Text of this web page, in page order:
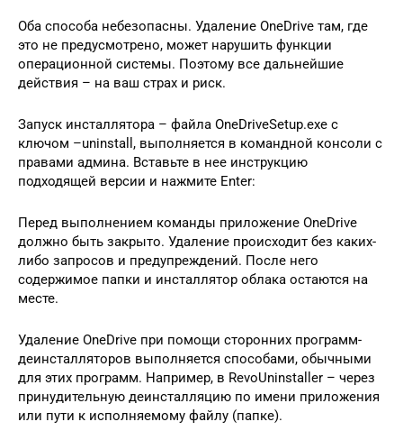
Оба способа небезопасны. Удаление OneDrive там, где
это не предусмотрено, может нарушить функции
операционной системы. Поэтому все дальнейшие
действия – на ваш страх и риск.
Запуск инсталлятора – файла OneDriveSetup.exe с
ключом –uninstall, выполняется в командной консоли с
правами админа. Вставьте в нее инструкцию
подходящей версии и нажмите Enter:
Перед выполнением команды приложение OneDrive
должно быть закрыто. Удаление происходит без каких-
либо запросов и предупреждений. После него
содержимое папки и инсталлятор облака остаются на
месте.
Удаление OneDrive при помощи сторонних программ-
деинсталляторов выполняется способами, обычными
для этих программ. Например, в RevoUninstaller – через
принудительную деинсталляцию по имени приложения
или пути к исполняемому файлу (папке).